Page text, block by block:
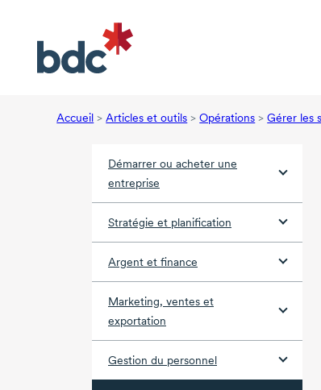
Accueil > Articles et outils > Opérations > Gérer les
Démarrer ou acheter une
entreprise
Stratégie et planification
Argent et finance
Marketing, ventes et
exportation
Gestion du personnel